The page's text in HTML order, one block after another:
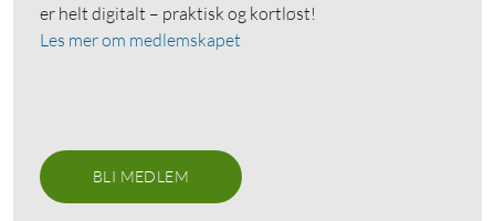
er helt digitalt – praktisk og kortløst!
Les mer om medlemskapet
BLI MEDLEM